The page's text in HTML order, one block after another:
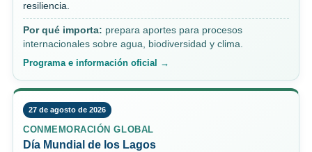
resiliencia.
Por qué importa: prepara aportes para procesos
internacionales sobre agua, biodiversidad y clima.
Programa e información oficial →
27 de agosto de 2026
CONMEMORACIÓN GLOBAL
Día Mundial de los Lagos